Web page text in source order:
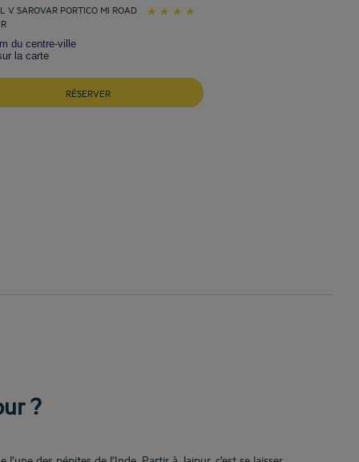
V SAROVAR PORTICO MI ROAD
du centre-ville
la carte
RÉSERVER
?